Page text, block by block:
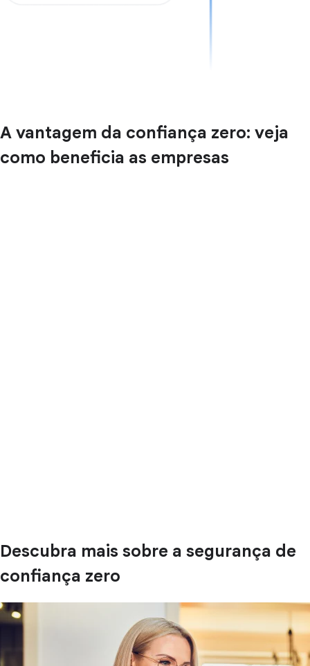
A vantagem da confiança zero: veja
como beneficia as empresas
Descubra mais sobre a segurança de
confiança zero